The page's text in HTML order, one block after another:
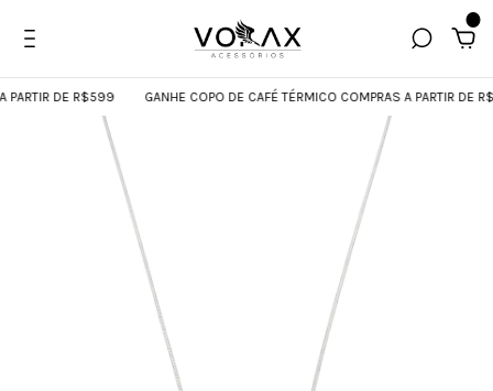
DE R$599 GANHE COPO DE CAFÉ TÉRMICO COMPRAS A PARTIR DE